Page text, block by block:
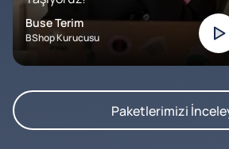
Buse Terim
BShop Kurucusu
Paketlerimizi